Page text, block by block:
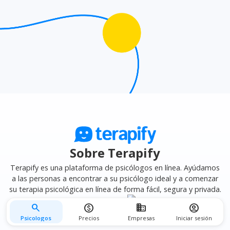
search
Psicologos
monetization_on
Precios
business
Empresas
account_circle
Iniciar sesión
Sobre Terapify
Terapify es una plataforma de psicólogos en línea. Ayúdamos
a las personas a encontrar a su psicólogo ideal y a comenzar
su terapia psicológica en línea de forma fácil, segura y privada.